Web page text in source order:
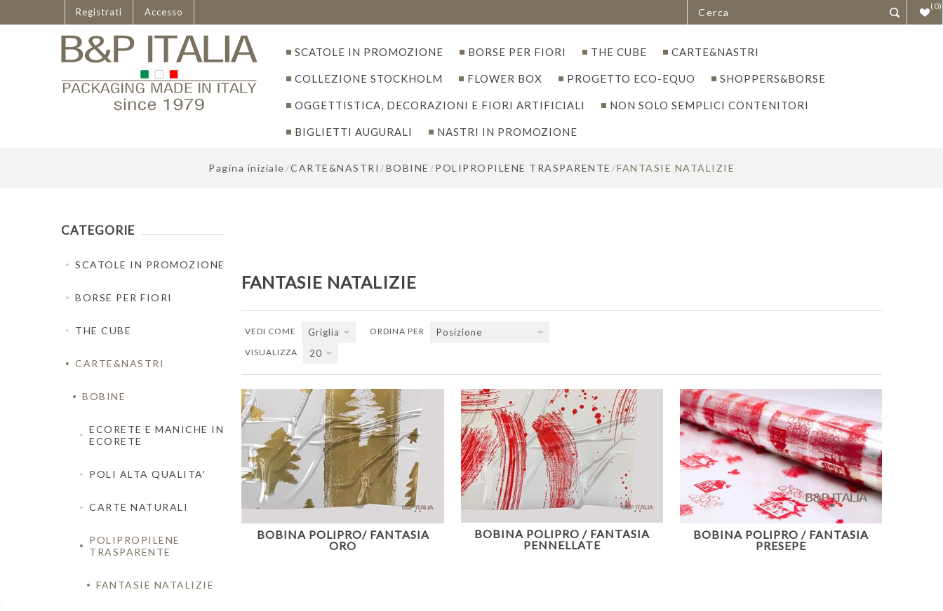
Registrati Accesso
(0)
SCATOLE IN PROMOZIONE BORSE PER FIORI THE CUBE CARTE&NASTRI
COLLEZIONE STOCKHOLM FLOWER BOX PROGETTO ECO-EQUO SHOPPERS&BORSE
OGGETTISTICA, DECORAZIONI E FIORI ARTIFICIALI NON SOLO SEMPLICI CONTENITORI
BIGLIETTI AUGURALI NASTRI IN PROMOZIONE
Pagina iniziale /CARTE&NASTRI /BOBINE /POLIPROPILENE TRASPARENTE /FANTASIE NATALIZIE
FANTASIE NATALIZIE
VEDI COME Griglia ORDINA PER Posizione
VISUALIZZA 20
BOBINA POLIPRO/ FANTASIA
ORO
BOBINA POLIPRO / FANTASIA
PENNELLATE
BOBINA POLIPRO / FANTASIA
PRESEPE
CATEGORIE
SCATOLE IN PROMOZIONE
BORSE PER FIORI
THE CUBE
CARTE&NASTRI
BOBINE
ECORETE E MANICHE IN
ECORETE
POLI ALTA QUALITA'
CARTE NATURALI
POLIPROPILENE
TRASPARENTE
FANTASIE NATALIZIE